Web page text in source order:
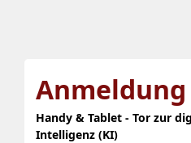
Anmeldung
Handy & Tablet - Tor zur
Intelligenz (KI)